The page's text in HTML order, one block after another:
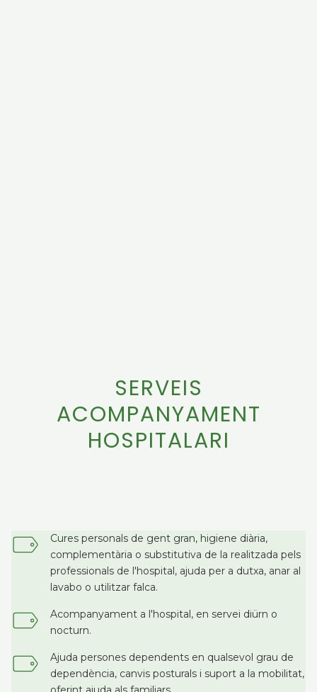
SERVEIS
ACOMPANYAMENT
HOSPITALARI
Cures personals de gent gran, higiene diària,
complementària o substitutiva de la realitzada pels
professionals de l'hospital, ajuda per a dutxa, anar al
lavabo o utilitzar falca.
Acompanyament a l'hospital, en servei diürn o
nocturn.
Ajuda persones dependents en qualsevol grau de
dependència, canvis posturals i suport a la mobilitat,